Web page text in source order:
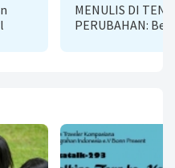
MENULIS DI
PERUBAHAN: